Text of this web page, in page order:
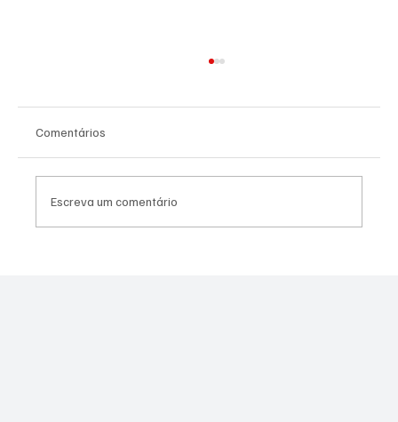
Comentários
Escreva um comentário